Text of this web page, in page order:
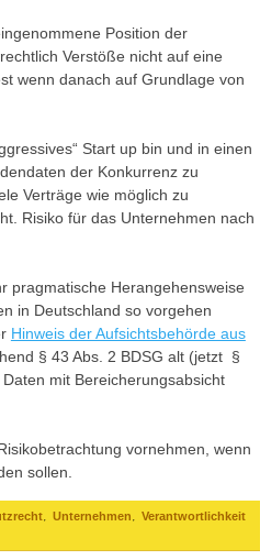
Position der
Verstöße nicht auf eine
wenn danach auf Grundlage von
Start up bin und in einen
der Konkurrenz zu
Verträge wie möglich zu
Risiko für das Unternehmen nach
pragmatische Herangehensweise
in Deutschland so vorgehen
Hinweis der Aufsichtsbehörde aus
§ 43 Abs. 2 BDSG alt (jetzt §
mit Bereicherungsabsicht
vornehmen, wenn
sollen.
, Unternehmen, Verantwortlichkeit